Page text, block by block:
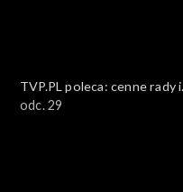
TVP.PL poleca: cenne rady i
ciekawostki
odc. 29